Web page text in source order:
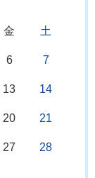
金 土
6 7
13 14
20 21
27 28